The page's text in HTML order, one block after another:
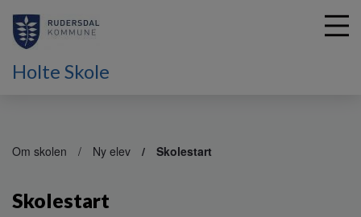
Holte Skole
Om skolen Ny elev Skolestart
Skolestart